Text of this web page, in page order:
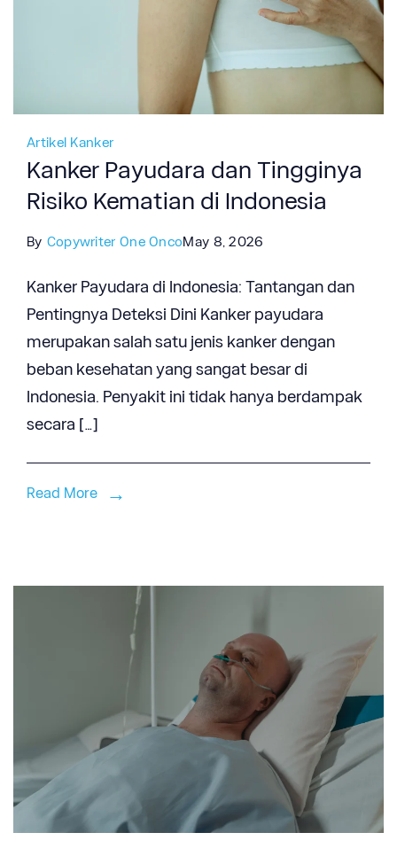
Artikel Kanker
Kanker Payudara dan Tingginya
Risiko Kematian di Indonesia
By Copywriter One OncoMay 8, 2026
Kanker Payudara di Indonesia: Tantangan dan
Pentingnya Deteksi Dini Kanker payudara
merupakan salah satu jenis kanker dengan
beban kesehatan yang sangat besar di
Indonesia. Penyakit ini tidak hanya berdampak
secara […]
Read More